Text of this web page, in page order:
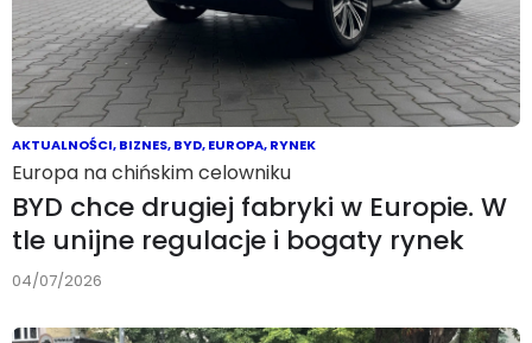
AKTUALNOŚCI,BIZNES,BYD,EUROPA,RYNEK
Europa na chińskim celowniku
BYD chce drugiej fabryki w Europie. W
tle unijne regulacje i bogaty rynek
04/07/2026